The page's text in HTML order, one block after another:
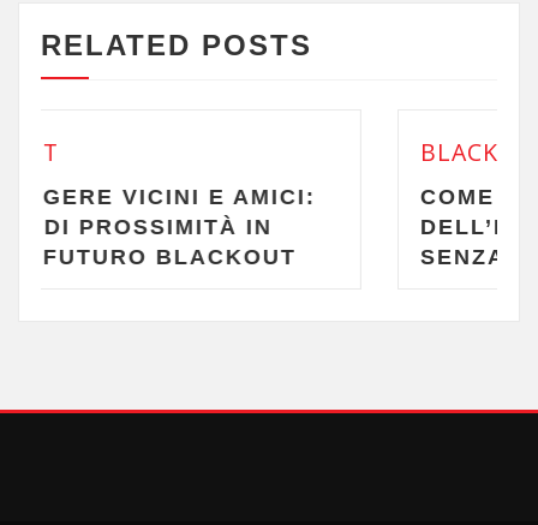
RELATED POSTS
E AMICI:
IN
COME PARLARE
DELL’ESPERIENZA
SENZA SEMBRARE